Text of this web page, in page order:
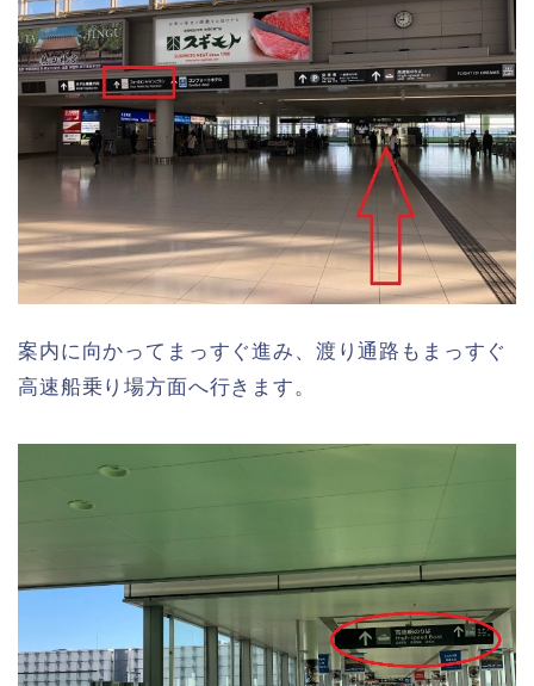
案内に向かってまっすぐ進み、渡り通路もまっすぐ
高速船乗り場方面へ行きます。